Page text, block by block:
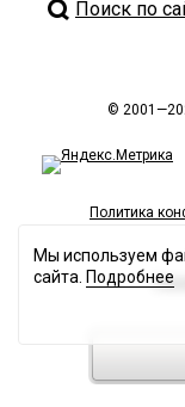
Поиск по
©
Политика
Мы используем
сайта. Подробнее